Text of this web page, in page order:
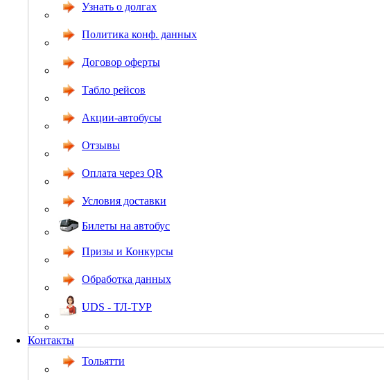
Узнать о долгах
Политика конф. данных
Договор оферты
Табло рейсов
Акции-автобусы
Отзывы
Оплата через QR
Условия доставки
Билеты на автобус
Призы и Конкурсы
Обработка данных
UDS - ТЛ-ТУР
Контакты
Тольятти